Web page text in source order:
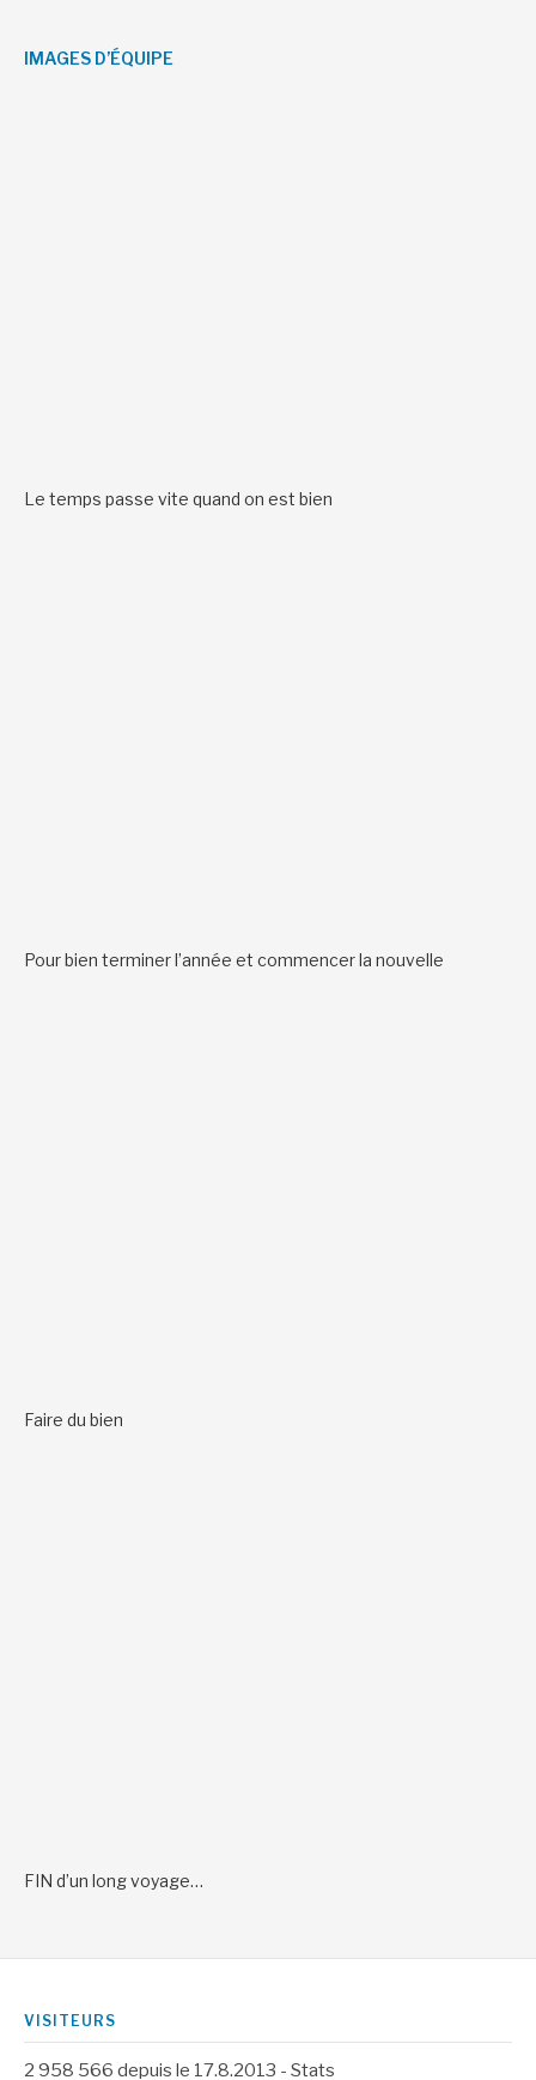
IMAGES D’ÉQUIPE
Le temps passe vite quand on est bien
Pour bien terminer l’année et commencer la nouvelle
Faire du bien
FIN d’un long voyage…
VISITEURS
2 958 566 depuis le 17.8.2013 - Stats